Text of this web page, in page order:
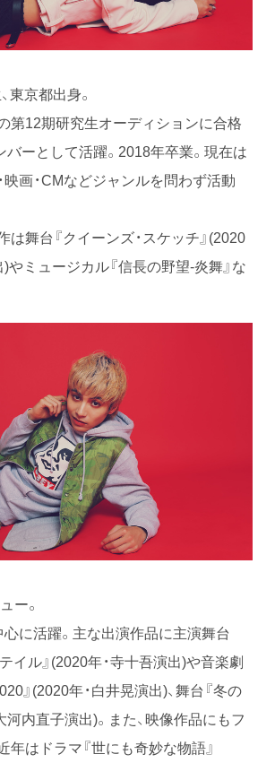
東京都出身。
第12期研究生オーディションに合格
バーとして活躍。2018年卒業。現在は
映画・CMなどジャンルを問わず活動
舞台『クイーンズ・スケッチ』(2020
やミュージカル『信長の野望-炎舞』な
ー。
心に活躍。主な出演作品に主演舞台
イル』(2020年・寺十吾演出)や音楽劇
』(2020年・白井晃演出)、舞台『冬の
河内直子演出)。また、映像作品にもフ
年はドラマ『世にも奇妙な物語』